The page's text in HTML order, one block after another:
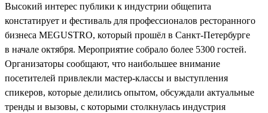
Высокий интерес публики к индустрии общепита
констатирует и фестиваль для профессионалов ресторанного
бизнеса MEGUSTRO, который прошёл в Санкт-Петербурге
в начале октября. Мероприятие собрало более 5300 гостей.
Организаторы сообщают, что наибольшее внимание
посетителей привлекли мастер-классы и выступления
спикеров, которые делились опытом, обсуждали актуальные
тренды и вызовы, с которыми столкнулась индустрия